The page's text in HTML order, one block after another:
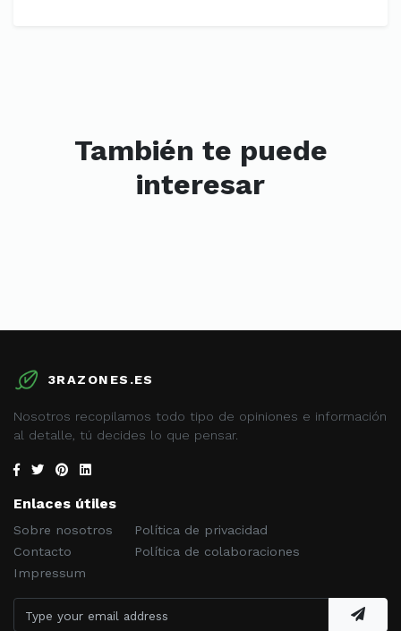
También te puede
interesar
3RAZONES.ES
Nosotros recopilamos todo tipo de opiniones e información
al detalle, tú decides lo que pensar.
Enlaces útiles
Sobre nosotros
Contacto
Impressum
Política de privacidad
Política de colaboraciones